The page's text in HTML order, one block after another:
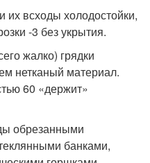
их всходы холодостойки,
-3 без укрытия.
жалко) грядки
нетканый материал.
60 «держит»
обрезанными
банками,